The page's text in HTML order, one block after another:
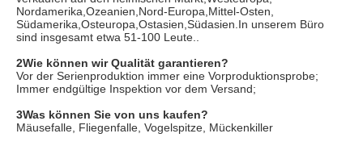
Nordamerika,Ozeanien,Nord-Europa,Mittel-Osten,
Südamerika,Osteuropa,Ostasien,Südasien.In unserem Büro
sind insgesamt etwa 51-100 Leute..
2Wie können wir Qualität garantieren?
Vor der Serienproduktion immer eine Vorproduktionsprobe;
Immer endgültige Inspektion vor dem Versand;
3Was können Sie von uns kaufen?
Mäusefalle, Fliegenfalle, Vogelspitze, Mückenkiller